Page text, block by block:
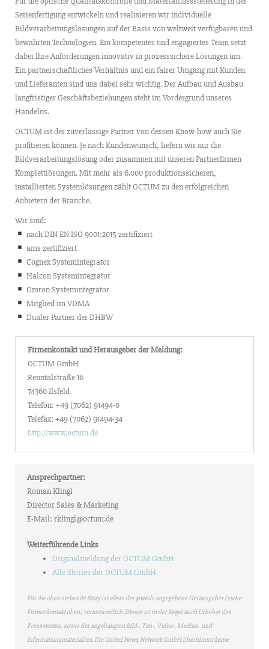
Serienfertigung entwickeln und realisieren wir individuelle
Bildverarbeitungslösungen auf der Basis von weltweit verfügbaren und
bewährten Technologien. Ein kompetentes und engagiertes Team setzt
dabei Ihre Anforderungen innovativ in prozesssichere Lösungen um.
Ein partnerschaftliches Verhältnis und ein fairer Umgang mit Kunden
und Lieferanten sind uns dabei sehr wichtig. Der Aufbau und Ausbau
langfristiger Geschäftsbeziehungen steht im Vordergrund unseres
Handelns.
OCTUM ist der zuverlässige Partner von dessen Know-how auch Sie
profitieren können. Je nach Kundenwunsch, liefern wir nur die
Bildverarbeitungslösung oder zusammen mit unseren Partnerfirmen
Komplettlösungen. Mit mehr als 6.000 produktionssicheren,
installierten Systemlösungen zählt OCTUM zu den erfolgreichen
Anbietern der Branche.
Wir sind:
nach DIN EN ISO 9001:2015 zertifiziert
ams zertifiziert
Cognex Systemintegrator
Halcon Systemintegrator
Omron Systemintegrator
Mitglied im VDMA
Dualer Partner der DHBW
Firmenkontakt und Herausgeber der Meldung:
OCTUM GmbH
Renntalstraße 16
74360 Ilsfeld
Telefon: +49 (7062) 91494-0
Telefax: +49 (7062) 91494-34
http://www.octum.de
Ansprechpartner:
Roman Klingl
Director Sales & Marketing
E-Mail: rklingl@octum.de
Weiterführende Links
Originalmeldung der OCTUM GmbH
Alle Stories der OCTUM GmbH
Für die oben stehende Story ist allein der jeweils angegebene Herausgeber (siehe
Firmenkontakt oben) verantwortlich. Dieser ist in der Regel auch Urheber des
Pressetextes, sowie der angehängten Bild-, Ton-, Video-, Medien- und
Informationsmaterialien. Die United News Network GmbH übernimmt keine